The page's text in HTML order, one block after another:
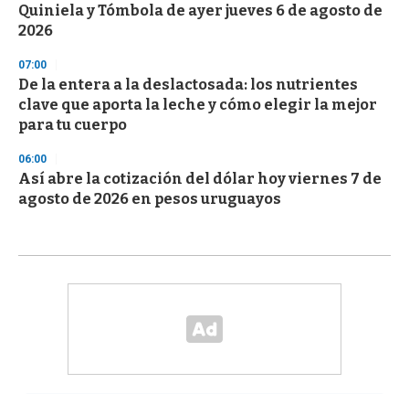
Quiniela y Tómbola de ayer jueves 6 de agosto de
2026
07:00
De la entera a la deslactosada: los nutrientes
clave que aporta la leche y cómo elegir la mejor
para tu cuerpo
06:00
Así abre la cotización del dólar hoy viernes 7 de
agosto de 2026 en pesos uruguayos